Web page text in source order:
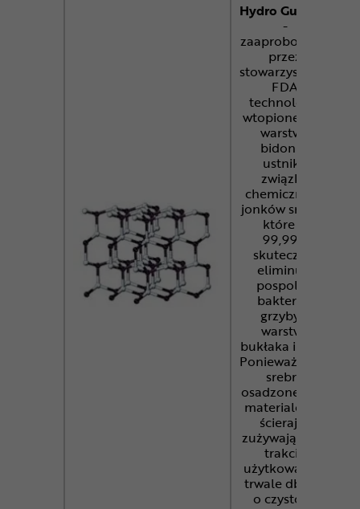
Hydro Guard™
-
zaaprobowana
przez
stowarzyszenie
FDA
technologia
wtopionego w
warstwę
bidonu i
ustnika
związku
chemicznego
jonków srebra,
które w
99,99%
skutecznie
eliminują
pospolite
bakterie i
grzyby z
warstwy
bukłaka i rurki.
Ponieważ jonki
srebra
osadzone są w
materiale, nie
ścierają i
zużywają się w
trakcie
użytkowania i
trwale dbając
o czystość.